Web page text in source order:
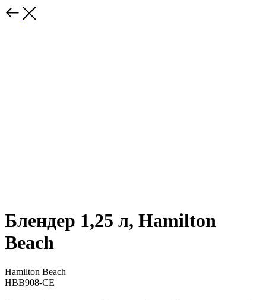
Блендер 1,25 л, Hamilton
Beach
Hamilton Beach
HBB908-CE